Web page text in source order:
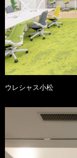
ウレシャス小松